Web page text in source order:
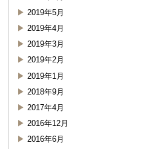
2019年5月
2019年4月
2019年3月
2019年2月
2019年1月
2018年9月
2017年4月
2016年12月
2016年6月